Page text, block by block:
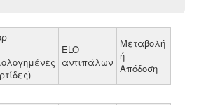
ELO
αντιπάλων
Μεταβολή
ή
Απόδοση